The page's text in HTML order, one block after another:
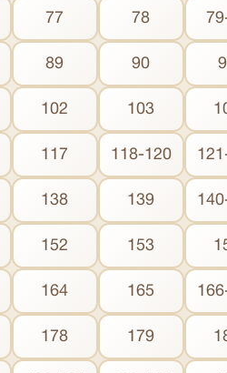
77 78
89 90
102 103
117 118-120
138 139
152 153
164 165
178 179